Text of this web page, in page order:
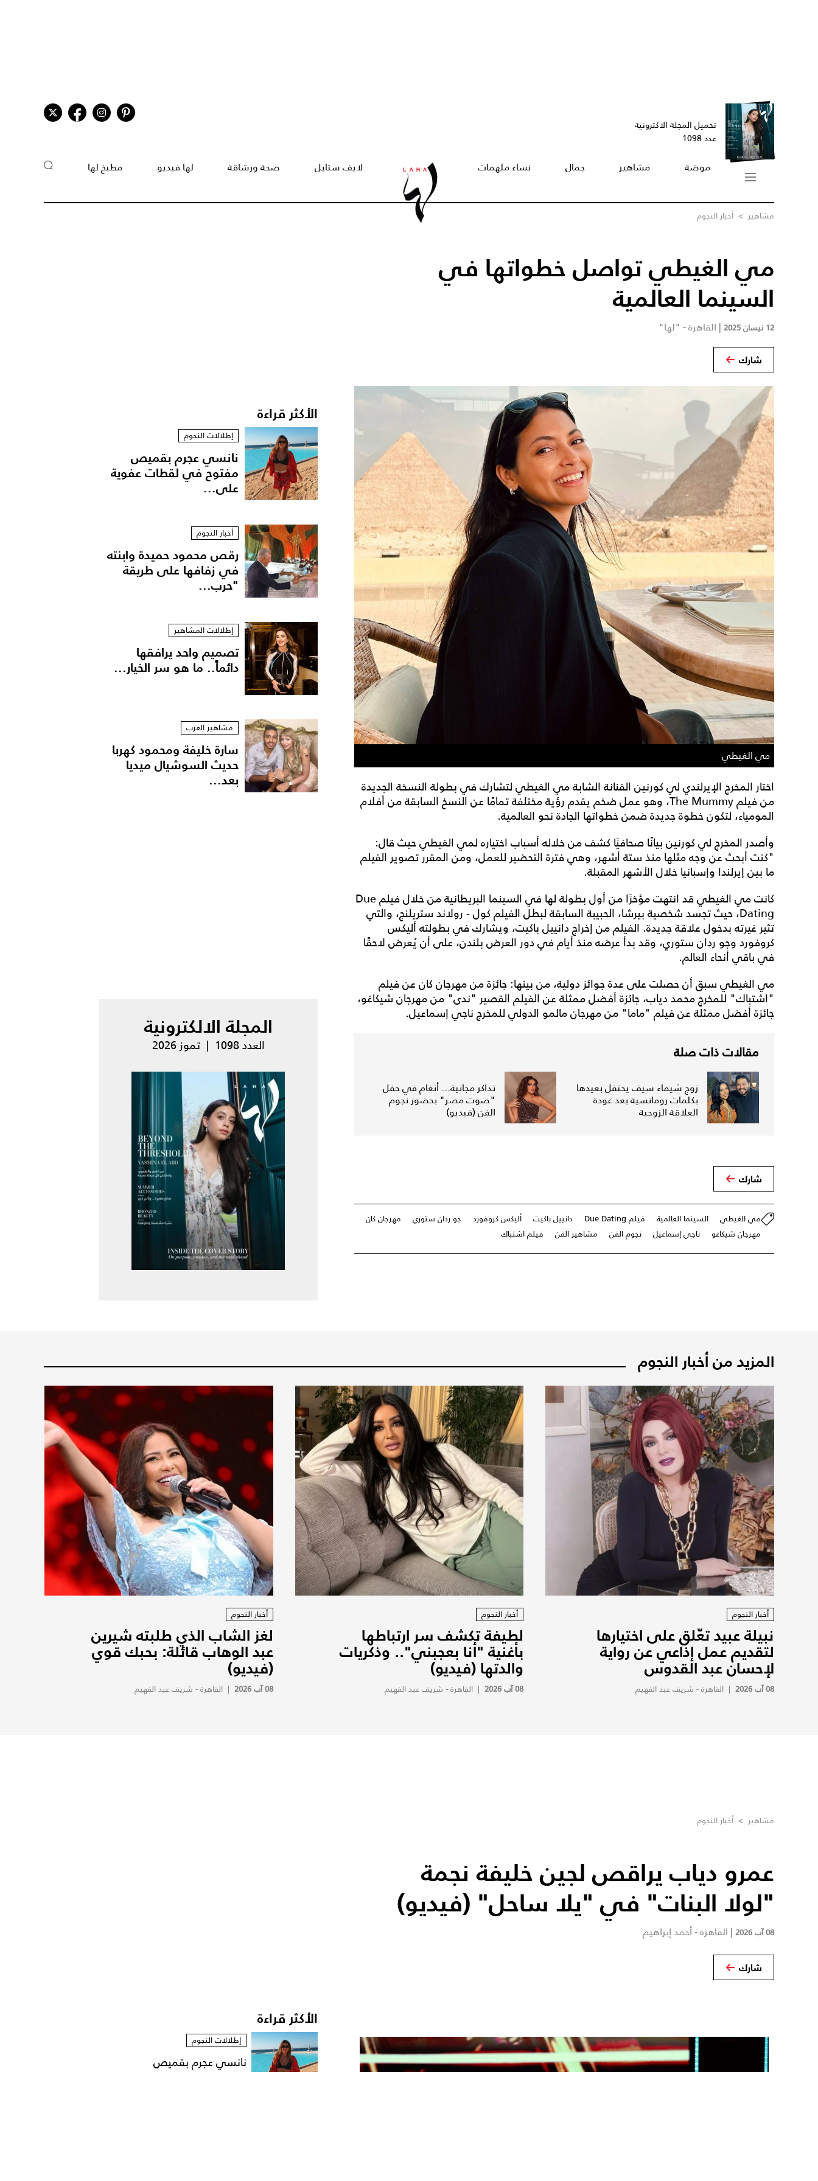
تحميل المجلة الاكترونية
عدد 1098
موضة مشاهير جمال نساء ملهمات لايف ستايل صحة ورشاقة لها فيديو مطبخ لها
مشاهير > أخبار النجوم
مي الغيطي تواصل خطواتها في
السينما العالمية
12 نيسان 2025 | القاهرة - "لها"
شارك
مي الغيطي
اختار المخرج الإيرلندي لي كورنين الفنانة الشابة مي الغيطي لتشارك في بطولة النسخة الجديدة
من فيلم The Mummy، وهو عمل ضخم يقدم رؤية مختلفة تمامًا عن النسخ السابقة من أفلام
المومياء، لتكون خطوة جديدة ضمن خطواتها الجادة نحو العالمية.
وأصدر المخرج لي كورنين بيانًا صحافيًا كشف من خلاله أسباب اختياره لمي الغيطي حيث قال:
"كنت أبحث عن وجه مثلها منذ ستة أشهر، وهي فترة التحضير للعمل، ومن المقرر تصوير الفيلم
ما بين إيرلندا وإسبانيا خلال الأشهر المقبلة.
كانت مي الغيطي قد انتهت مؤخرًا من أول بطولة لها في السينما البريطانية من خلال فيلم Due
Dating، حيث تجسد شخصية بيرشا، الحبيبة السابقة لبطل الفيلم كول - رولاند ستريلنج، والتي
تثير غيرته بدخول علاقة جديدة. الفيلم من إخراج دانييل باكيت، ويشارك في بطولته أليكس
كروفورد وجو ردان ستوري، وقد بدأ عرضه منذ أيام في دور العرض بلندن، على أن يُعرض لاحقًا
في باقي أنحاء العالم.
مي الغيطي سبق أن حصلت على عدة جوائز دولية، من بينها: جائزة من مهرجان كان عن فيلم
"اشتباك" للمخرج محمد دياب، جائزة أفضل ممثلة عن الفيلم القصير "ندى" من مهرجان شيكاغو،
جائزة أفضل ممثلة عن فيلم "ماما" من مهرجان مالمو الدولي للمخرج ناجي إسماعيل.
مقالات ذات صلة
زوج شيماء سيف يحتفل بعيدها
بكلمات رومانسية بعد عودة
العلاقة الزوجية
تذاكر مجانية... أنغام في حفل
"صوت مصر" بحضور نجوم
الفن (فيديو)
شارك
مي الغيطي السينما العالمية فيلم Due Dating دانييل باكيت أليكس كروفورد جو ردان ستوري
مهرجان كان
مهرجان شيكاغو
ناجي إسماعيل نجوم الفن مشاهير الفن فيلم اشتباك
الأكثر قراءة
إطلالات النجوم
نانسي عجرم بقميص
مفتوح في لقطات عفوية
على...
أخبار النجوم
رقص محمود حميدة وابنته
في زفافها على طريقة
"حرب...
إطلالات المشاهير
تصميم واحد يرافقها
دائماً.. ما هو سر الخيار...
مشاهير العرب
سارة خليفة ومحمود كهربا
حديث السوشيال ميديا
بعد...
المجلة الالكترونية
العدد 1098 | تموز 2026
المزيد من أخبار النجوم
أخبار النجوم
نبيلة عبيد تعّلق على اختيارها
لتقديم عمل إذاعي عن رواية
لإحسان عبد القدوس
08 آب 2026 | القاهرة - شريف عبد الفهيم
أخبار النجوم
لطيفة تكشف سر ارتباطها
بأغنية "أنا بعجبني".. وذكريات
والدتها (فيديو)
08 آب 2026 | القاهرة - شريف عبد الفهيم
أخبار النجوم
لغز الشاب الذي طلبته شيرين
عبد الوهاب قائلة: بحبك قوي
(فيديو)
08 آب 2026 |القاهرة - شريف عبد الفهيم
مشاهير > أخبار النجوم
عمرو دياب يراقص لجين خليفة نجمة
"لولا البنات" في "يلا ساحل" (فيديو)
08 آب 2026 | القاهرة - أحمد إبراهيم
شارك
الأكثر قراءة
إطلالات النجوم
نانسي عجرم بقميص